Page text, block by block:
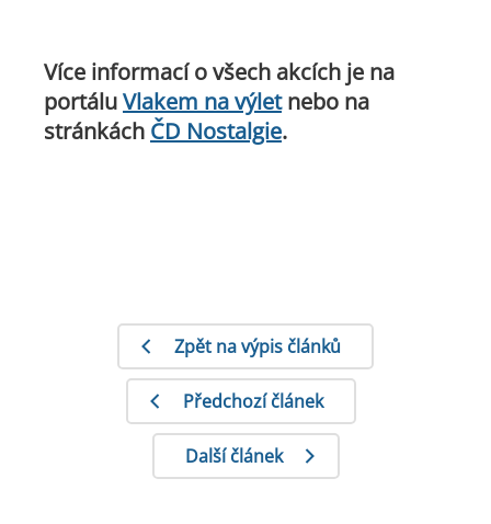
Více informací o všech akcích je na
portáluVlakem na výletnebo na
stránkách ČD Nostalgie.
Zpět na výpis článků
Předchozí článek
Další článek